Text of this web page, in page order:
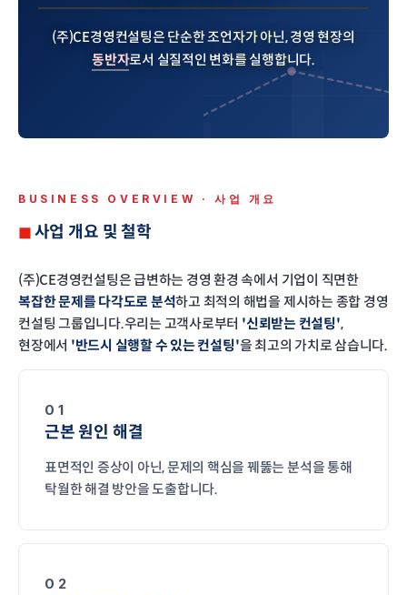
(주)CE경영컨설팅은 단순한 조언자가 아닌, 경영 현장의
동반자로서 실질적인 변화를 실행합니다.
BUSINESS OVERVIEW · 사업 개요
사업 개요 및 철학
(주)CE경영컨설팅은 급변하는 경영 환경 속에서 기업이 직면한
복잡한 문제를 다각도로 분석하고 최적의 해법을 제시하는 종합 경영
컨설팅 그룹입니다.우리는 고객사로부터 '신뢰받는 컨설팅',
현장에서 '반드시 실행할 수 있는 컨설팅'을 최고의 가치로 삼습니다.
01
근본 원인 해결
표면적인 증상이 아닌, 문제의 핵심을 꿰뚫는 분석을 통해
탁월한 해결 방안을 도출합니다.
02